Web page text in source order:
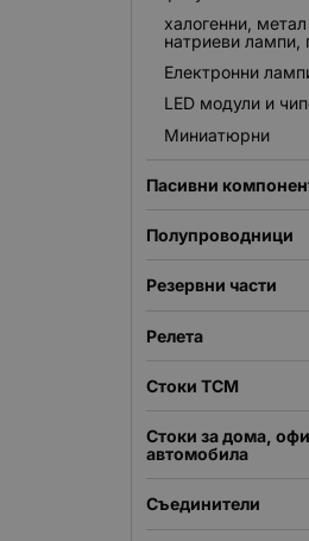
халогенни,
натриеви лампи,
Електронни
LED модули и
Миниатюрни
Пасивни
Полупроводници
Резервни части
Релета
Стоки TCM
Стоки за дома,
автомобила
Съединители